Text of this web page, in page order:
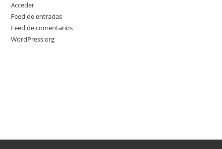
Acceder
Feed de entradas
Feed de comentarios
WordPress.org